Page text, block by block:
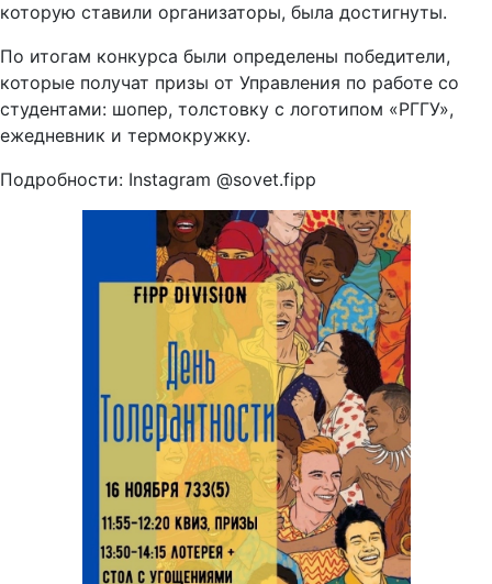
которую ставили организаторы, была достигнуты.
По итогам конкурса были определены победители,
которые получат призы от Управления по работе со
студентами: шопер, толстовку с логотипом «РГГУ»,
ежедневник и термокружку.
Подробности: Instagram @sovet.fipp